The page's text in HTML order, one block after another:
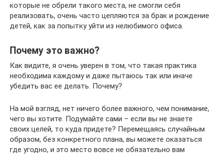
которые не обрели такого места, не смогли себя
реализовать, очень часто цепляются за брак и рождение
детей, как за попытку уйти из нелюбимого офиса.
Почему это важно?
Как видите, я очень уверен в том, что такая практика
необходима каждому и даже пытаюсь так или иначе
убедить вас ее делать. Почему?
На мой взгляд, нет ничего более важного, чем понимание,
чего вы хотите. Подумайте сами – если вы не знаете
своих целей, то куда придете? Перемещаясь случайным
образом, без конкретного плана, вы можете оказаться
где угодно, и это место вовсе не обязательно вам